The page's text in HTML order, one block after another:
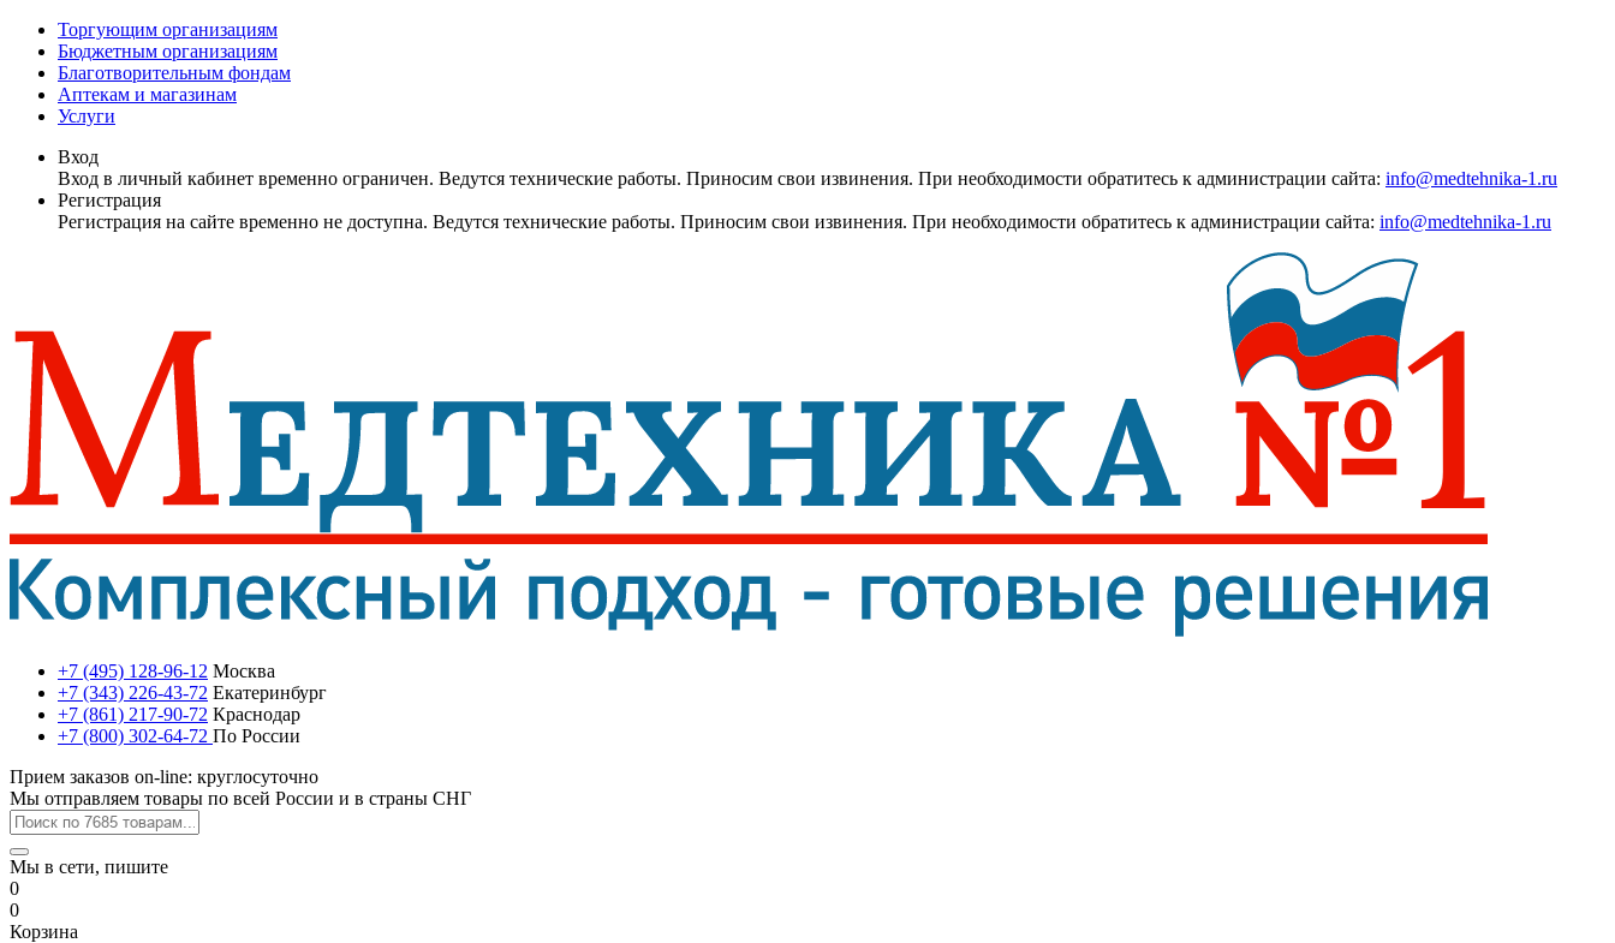
Торгующим организациям
Бюджетным организациям
Благотворительным фондам
Аптекам и магазинам
Услуги
Вход
Вход в личный кабинет временно ограничен. Ведутся технические работы. Приносим свои извинения. При необходимости обратитесь к администрации сайта: info@medtehnika-1.ru
Регистрация
Регистрация на сайте временно не доступна. Ведутся технические работы. Приносим свои извинения. При необходимости обратитесь к администрации сайта: info@medtehnika-1.ru
+7 (495) 128-96-12 Москва
+7 (343) 226-43-72 Екатеринбург
+7 (861) 217-90-72 Краснодар
+7 (800) 302-64-72 По России
Прием заказов on-line: круглосуточно
Мы отправляем товары по всей России и в страны СНГ
Мы в сети, пишите
0
0
Корзина